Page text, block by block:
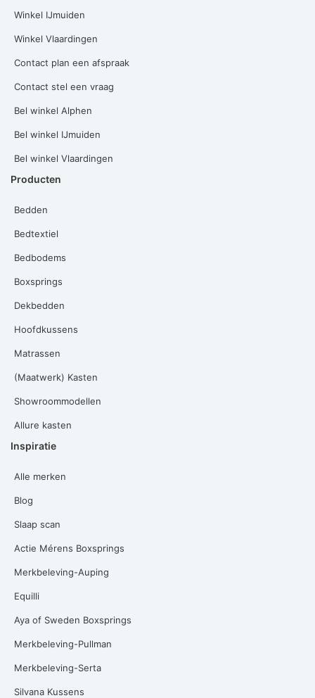
Winkel IJmuiden
Winkel Vlaardingen
Contact plan een afspraak
Contact stel een vraag
Bel winkel Alphen
Bel winkel IJmuiden
Bel winkel Vlaardingen
Producten
Bedden
Bedtextiel
Bedbodems
Boxsprings
Dekbedden
Hoofdkussens
Matrassen
(Maatwerk) Kasten
Showroommodellen
Allure kasten
Inspiratie
Alle merken
Blog
Slaap scan
Actie Mérens Boxsprings
Merkbeleving-Auping
Equilli
Aya of Sweden Boxsprings
Merkbeleving-Pullman
Merkbeleving-Serta
Silvana Kussens